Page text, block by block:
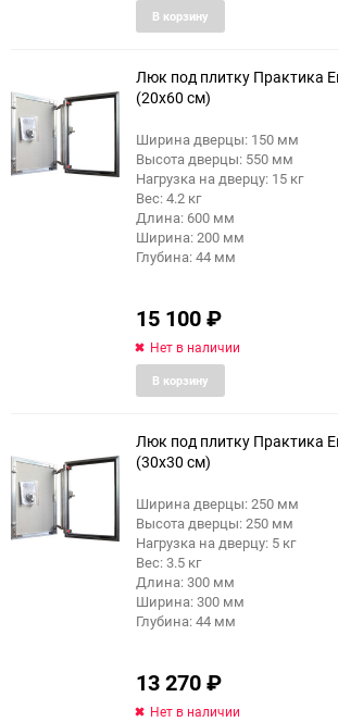
В корзину
еще 4 фото
Люк под плитку Практика
(20x60 см)
Ширина дверцы: 150 мм
Высота дверцы: 550 мм
Нагрузка на дверцу: 15 кг
Вес: 4.2 кг
Длина: 600 мм
Ширина: 200 мм
Глубина: 44 мм
15 100₽
Нет в наличии
В корзину
еще 4 фото
Люк под плитку Практика
(30x30 см)
Ширина дверцы: 250 мм
Высота дверцы: 250 мм
Нагрузка на дверцу: 5 кг
Вес: 3.5 кг
Длина: 300 мм
Ширина: 300 мм
Глубина: 44 мм
13 270₽
Нет в наличии